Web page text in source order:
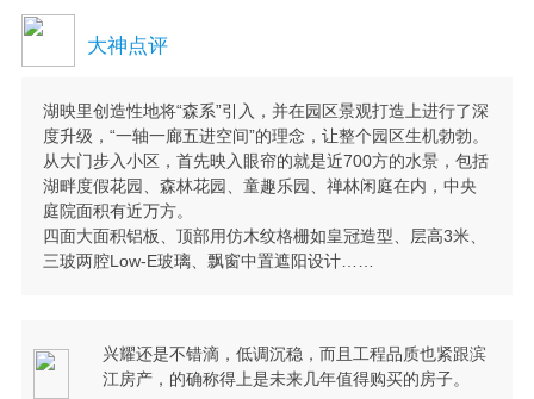
大神点评
湖映里创造性地将“森系”引入，并在园区景观打造上进行了深
度升级，“一轴一廊五进空间”的理念，让整个园区生机勃勃。
从大门步入小区，首先映入眼帘的就是近700方的水景，包括
湖畔度假花园、森林花园、童趣乐园、禅林闲庭在内，中央
庭院面积有近万方。
四面大面积铝板、顶部用仿木纹格栅如皇冠造型、层高3米、
三玻两腔Low-E玻璃、飘窗中置遮阳设计……
兴耀还是不错滴，低调沉稳，而且工程品质也紧跟滨
江房产，的确称得上是未来几年值得购买的房子。